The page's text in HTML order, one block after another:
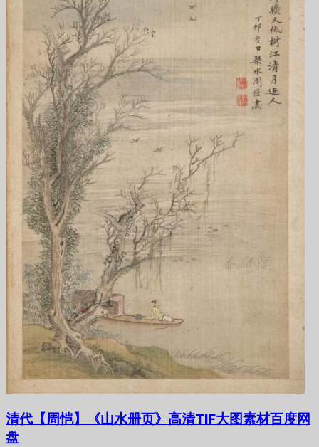
清代【周恺】《山水册页》高清TIF大图素材百度网
盘